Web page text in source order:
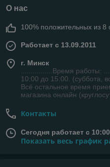
О нас
100% положительных из 8
Работает с 13.09.2011
г. Минск
................Время работы:
10:00 до 15:00. (суббота,
Всё остальное время
магазина онлайн
Контакты
Сегодня работает с
Показать весь график